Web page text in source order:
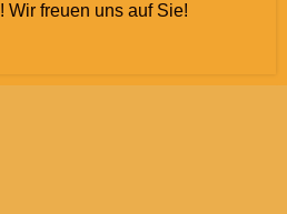
Wir freuen uns auf Sie!